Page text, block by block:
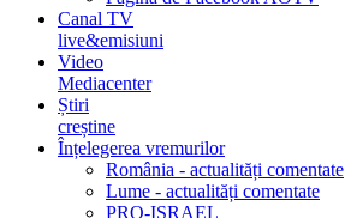
Canal TV
live&emisiuni
Video
Mediacenter
Știri
creștine
Înțelegerea vremurilor
România - actualități comentate
Lume - actualități comentate
PRO-ISRAEL